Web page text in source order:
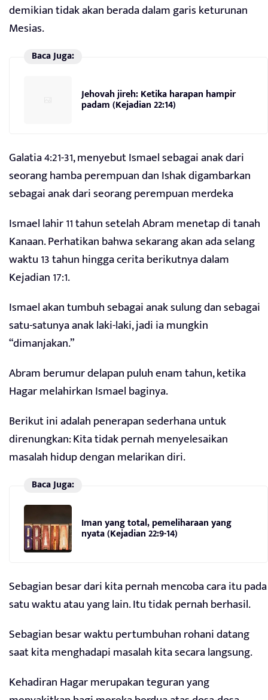
demikian tidak akan berada dalam garis keturunan
Mesias.
Baca Juga:
Jehovah jireh: Ketika harapan hampir
padam (Kejadian 22:14)
Galatia 4:21-31, menyebut Ismael sebagai anak dari
seorang hamba perempuan dan Ishak digambarkan
sebagai anak dari seorang perempuan merdeka
Ismael lahir 11 tahun setelah Abram menetap di tanah
Kanaan. Perhatikan bahwa sekarang akan ada selang
waktu 13 tahun hingga cerita berikutnya dalam
Kejadian 17:1.
Ismael akan tumbuh sebagai anak sulung dan sebagai
satu-satunya anak laki-laki, jadi ia mungkin
“dimanjakan.”
Abram berumur delapan puluh enam tahun, ketika
Hagar melahirkan Ismael baginya.
Berikut ini adalah penerapan sederhana untuk
direnungkan: Kita tidak pernah menyelesaikan
masalah hidup dengan melarikan diri.
Baca Juga:
Iman yang total, pemeliharaan yang
nyata (Kejadian 22:9-14)
Sebagian besar dari kita pernah mencoba cara itu pada
satu waktu atau yang lain. Itu tidak pernah berhasil.
Sebagian besar waktu pertumbuhan rohani datang
saat kita menghadapi masalah kita secara langsung.
Kehadiran Hagar merupakan teguran yang